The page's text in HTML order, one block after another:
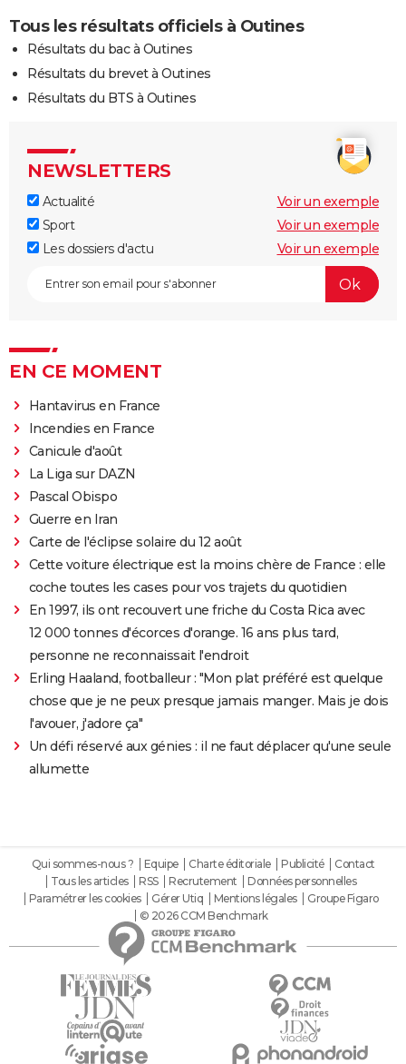
Tous les résultats officiels à Outines
Résultats du bac à Outines
Résultats du brevet à Outines
Résultats du BTS à Outines
NEWSLETTERS
Actualité
Voir un exemple
Sport
Voir un exemple
Les dossiers d'actu
Voir un exemple
EN CE MOMENT
Hantavirus en France
Incendies en France
Canicule d'août
La Liga sur DAZN
Pascal Obispo
Guerre en Iran
Carte de l'éclipse solaire du 12 août
Cette voiture électrique est la moins chère de France : elle
coche toutes les cases pour vos trajets du quotidien
En 1997, ils ont recouvert une friche du Costa Rica avec
12 000 tonnes d'écorces d'orange. 16 ans plus tard,
personne ne reconnaissait l'endroit
Erling Haaland, footballeur : "Mon plat préféré est quelque
chose que je ne peux presque jamais manger. Mais je dois
l'avouer, j'adore ça"
Un défi réservé aux génies : il ne faut déplacer qu'une seule
allumette
Qui sommes-nous ? Equipe Charte éditoriale Publicité
Contact
Tous les articles
RSS Recrutement
Données personnelles
Paramétrer les cookies
Gérer Utiq Mentions légales
Groupe Figaro
© 2026 CCM Benchmark